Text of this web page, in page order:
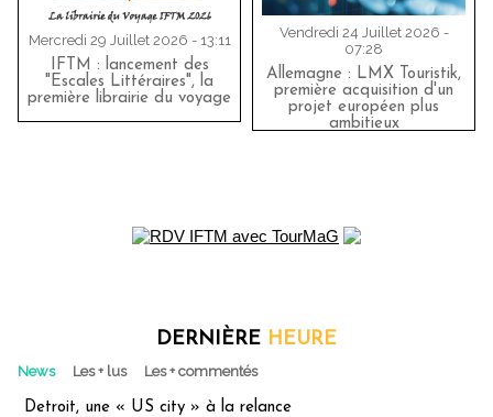
Mercredi 29 Juillet 2026 - 13:11
IFTM : lancement des
"Escales Littéraires", la
première librairie du voyage
Vendredi 24 Juillet 2026 -
07:28
Allemagne : LMX Touristik,
première acquisition d'un
projet européen plus
ambitieux
DERNIÈRE HEURE
News Les + lus Les + commentés
Detroit, une « US city » à la relance